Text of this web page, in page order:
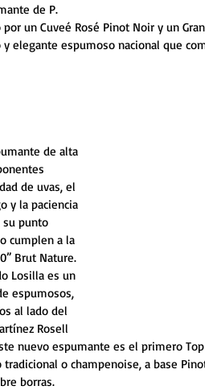
de P.
un Cuveé Rosé Pinot Noir y un
y elegante espumoso nacional que
de alta
de uvas, el
y la paciencia
su punto
cumplen a la
Brut Nature.
Losilla es un
espumosos,
al lado del
Rosell
nuevo espumante es el primero
o champenoise, a base
borras.